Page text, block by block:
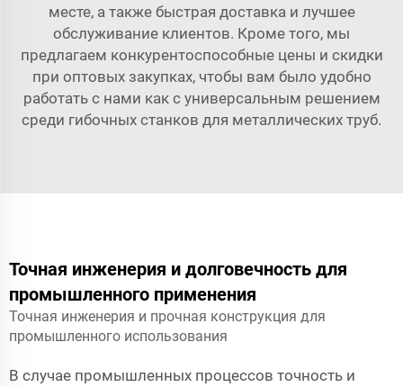
месте, а также быстрая доставка и лучшее
обслуживание клиентов. Кроме того, мы
предлагаем конкурентоспособные цены и скидки
при оптовых закупках, чтобы вам было удобно
работать с нами как с универсальным решением
среди гибочных станков для металлических труб.
Точная инженерия и долговечность для
промышленного применения
Точная инженерия и прочная конструкция для
промышленного использования
В случае промышленных процессов точность и